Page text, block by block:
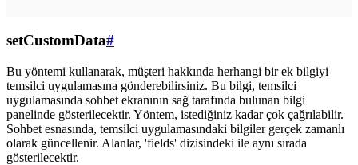
setCustomData#
Bu yöntemi kullanarak, müşteri hakkında herhangi bir ek bilgiyi
temsilci uygulamasına gönderebilirsiniz. Bu bilgi, temsilci
uygulamasında sohbet ekranının sağ tarafında bulunan bilgi
panelinde gösterilecektir. Yöntem, istediğiniz kadar çok çağrılabilir.
Sohbet esnasında, temsilci uygulamasındaki bilgiler gerçek zamanlı
olarak güncellenir. Alanlar, 'fields' dizisindeki ile aynı sırada
gösterilecektir.